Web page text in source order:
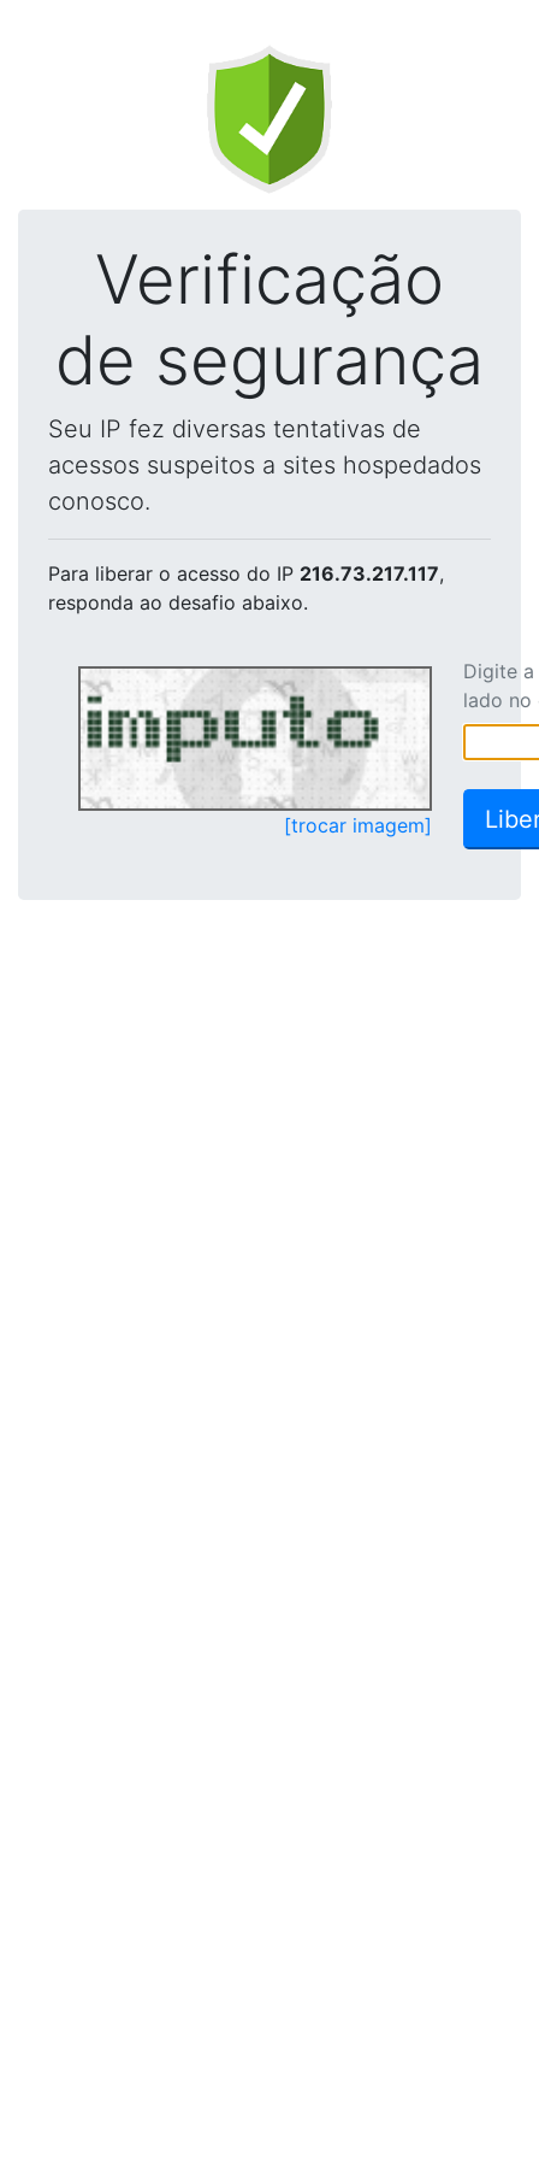
Verificação
de segurança
Seu IP fez diversas tentativas de
acessos suspeitos a sites hospedados
conosco.
Para liberar o acesso do IP 216.73.217.117,
responda ao desafio abaixo.
[trocar imagem]
Digite
lado no